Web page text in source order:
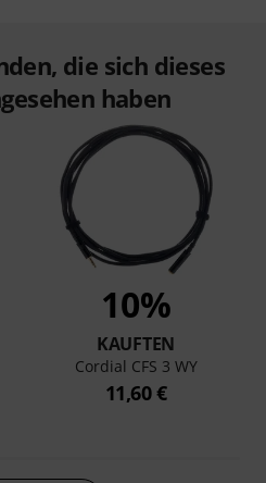
die sich dieses
haben
10%
KAUFTEN
Cordial CFS 3 WY
11,60 €